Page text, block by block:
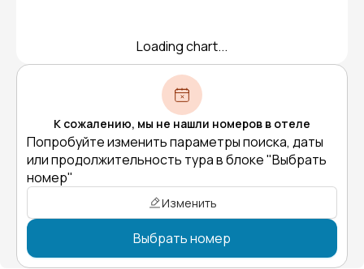
Loading chart...
К сожалению, мы не нашли номеров в отеле
Попробуйте изменить параметры поиска, даты
или продолжительность тура в блоке "Выбрать
номер"
Изменить
Выбрать номер